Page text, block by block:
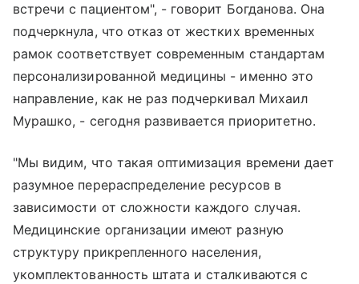
встречи с пациентом", - говорит Богданова. Она
подчеркнула, что отказ от жестких временных
рамок соответствует современным стандартам
персонализированной медицины - именно это
направление, как не раз подчеркивал Михаил
Мурашко, - сегодня развивается приоритетно.
"Мы видим, что такая оптимизация времени дает
разумное перераспределение ресурсов в
зависимости от сложности каждого случая.
Медицинские организации имеют разную
структуру прикрепленного населения,
укомплектованность штата и сталкиваются с